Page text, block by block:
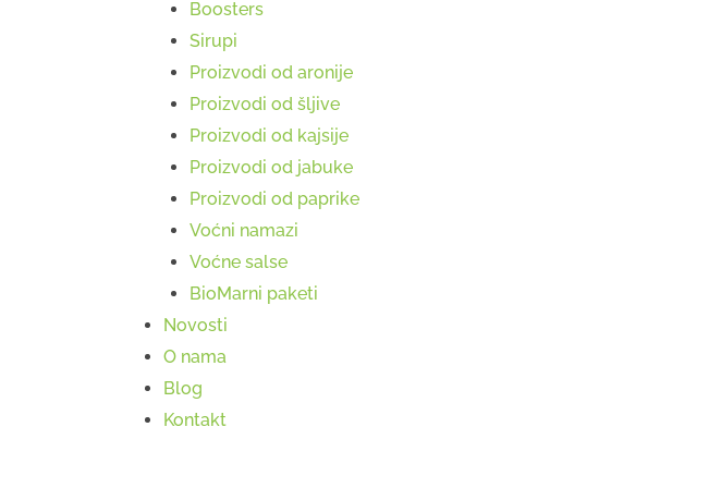
Boosters
Sirupi
Proizvodi od aronije
Proizvodi od šljive
Proizvodi od kajsije
Proizvodi od jabuke
Proizvodi od paprike
Voćni namazi
Voćne salse
BioMarni paketi
Novosti
O nama
Blog
Kontakt